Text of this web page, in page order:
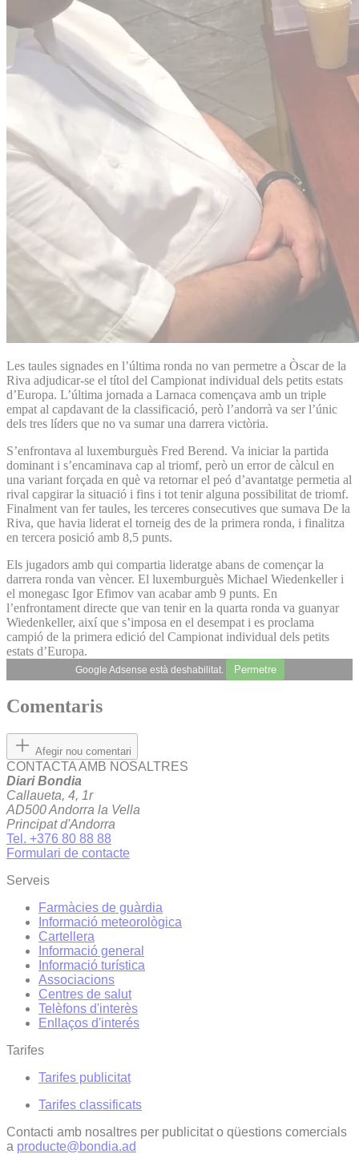
Les taules signades en l’última ronda no van permetre a Òscar de la
Riva adjudicar-se el títol del Campionat individual dels petits estats
d’Europa. L’última jornada a Larnaca començava amb un triple
empat al capdavant de la classificació, però l’andorrà va ser l’únic
dels tres líders que no va sumar una darrera victòria.
S’enfrontava al luxemburguès Fred Berend. Va iniciar la partida
dominant i s’encaminava cap al triomf, però un error de càlcul en
una variant forçada en què va retornar el peó d’avantatge permetia al
rival capgirar la situació i fins i tot tenir alguna possibilitat de triomf.
Finalment van fer taules, les terceres consecutives que sumava De la
Riva, que havia liderat el torneig des de la primera ronda, i finalitza
en tercera posició amb 8,5 punts.
Els jugadors amb qui compartia lideratge abans de començar la
darrera ronda van vèncer. El luxemburguès Michael Wiedenkeller i
el monegasc Igor Efimov van acabar amb 9 punts. En
l’enfrontament directe que van tenir en la quarta ronda va guanyar
Wiedenkeller, així que s’imposa en el desempat i es proclama
campió de la primera edició del Campionat individual dels petits
estats d’Europa.
Google Adsense està deshabilitat. Permetre
Comentaris
Afegir nou comentari
CONTACTA AMB NOSALTRES
Diari Bondia
Callaueta, 4, 1r
AD500 Andorra la Vella
Principat d'Andorra
Tel. +376 80 88 88
Formulari de contacte
Serveis
Farmàcies de guàrdia
Informació meteorològica
Cartellera
Informació general
Informació turística
Associacions
Centres de salut
Telèfons d'interès
Enllaços d'interés
Tarifes
Tarifes publicitat
Tarifes classificats
Contacti amb nosaltres per publicitat o qüestions comercials
a producte@bondia.ad